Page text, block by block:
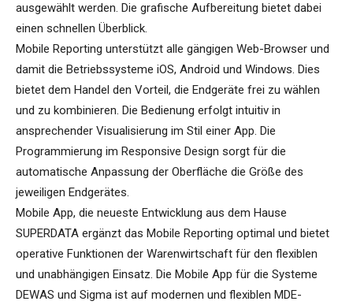
ausgewählt werden. Die grafische Aufbereitung bietet dabei
einen schnellen Überblick.
Mobile Reporting unterstützt alle gängigen Web-Browser und
damit die Betriebssysteme iOS, Android und Windows. Dies
bietet dem Handel den Vorteil, die Endgeräte frei zu wählen
und zu kombinieren. Die Bedienung erfolgt intuitiv in
ansprechender Visualisierung im Stil einer App. Die
Programmierung im Responsive Design sorgt für die
automatische Anpassung der Oberfläche die Größe des
jeweiligen Endgerätes.
Mobile App, die neueste Entwicklung aus dem Hause
SUPERDATA ergänzt das Mobile Reporting optimal und bietet
operative Funktionen der Warenwirtschaft für den flexiblen
und unabhängigen Einsatz. Die Mobile App für die Systeme
DEWAS und Sigma ist auf modernen und flexiblen MDE-